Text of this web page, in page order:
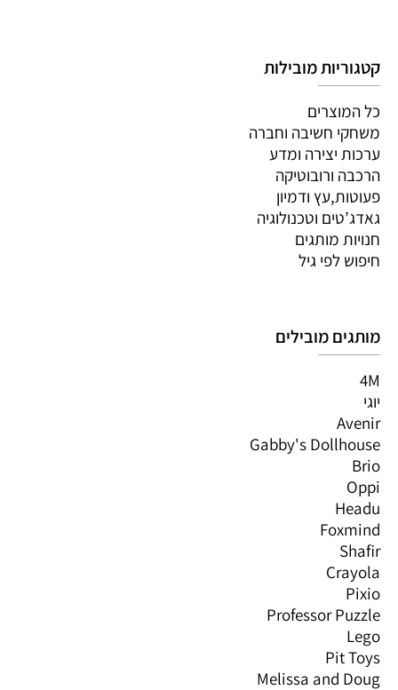
קטגוריות מובילות
כל המוצרים
משחקי חשיבה וחברה
ערכות יצירה ומדע
הרכבה ורובוטיקה
פעוטות,עץ ודמיון
גאדג’טים וטכנולוגיה
חנויות מותגים
חיפוש לפי גיל
מותגים מובילים
4M
יוגי
Avenir
Gabby's Dollhouse
Brio
Oppi
Headu
Foxmind
Shafir
Crayola
Pixio
Professor Puzzle
Lego
Pit Toys
Melissa and Doug